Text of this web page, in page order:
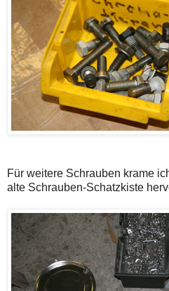
Für weitere Schrauben krame
alte Schrauben-Schatzkiste